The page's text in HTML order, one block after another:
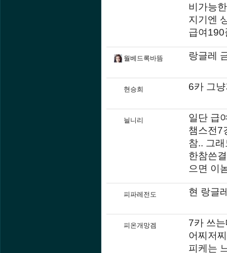
비가능
지기엔
급여190
월베드록바뜸 랑글레
현승희 6카 그
늴니리
일단 급
챔스전7
참.. 그
한참쓴
으면 이
피파레전도 현 랑글
피온개망겜
7카 쓰
어찌저
피케는